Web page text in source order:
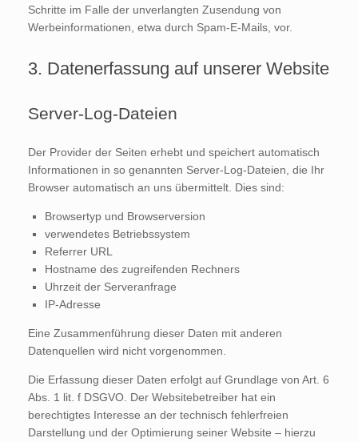
Schritte im Falle der unverlangten Zusendung von
Werbeinformationen, etwa durch Spam-E-Mails, vor.
3. Datenerfassung auf unserer Website
Server-Log-Dateien
Der Provider der Seiten erhebt und speichert automatisch
Informationen in so genannten Server-Log-Dateien, die Ihr
Browser automatisch an uns übermittelt. Dies sind:
Browsertyp und Browserversion
verwendetes Betriebssystem
Referrer URL
Hostname des zugreifenden Rechners
Uhrzeit der Serveranfrage
IP-Adresse
Eine Zusammenführung dieser Daten mit anderen
Datenquellen wird nicht vorgenommen.
Die Erfassung dieser Daten erfolgt auf Grundlage von Art. 6
Abs. 1 lit. f DSGVO. Der Websitebetreiber hat ein
berechtigtes Interesse an der technisch fehlerfreien
Darstellung und der Optimierung seiner Website – hierzu